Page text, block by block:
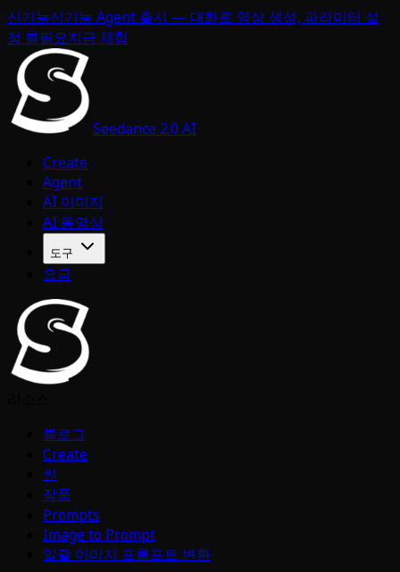
신기능신기능 Agent 출시 — 대화로 영상 생성, 파라미터 설
정 불필요지금 체험
Seedance 2.0 AI
Create
Agent
AI 이미지
AI 동영상
도구
요금
블로그
Create
씬
작품
Prompts
Image to Prompt
일괄 이미지 프롬프트 변환